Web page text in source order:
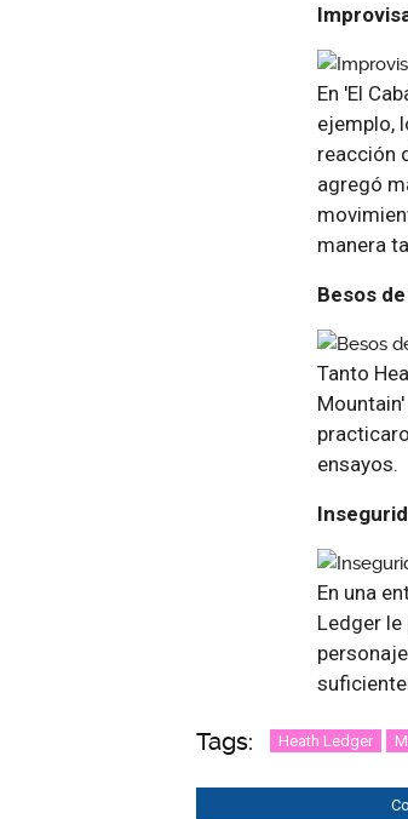
En 'El
ejemplo,
reacción
agregó
manera
Besos
Tanto
ensayos.
En una
Ledger
Tags: Heath Ledger